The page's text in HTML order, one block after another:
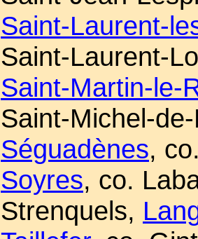
Saint-Laurent-
Saint-Laurent-
Saint-Martin-le-
Saint-Michel-
Séguadènes,
Soyres, co.
Strenquels,